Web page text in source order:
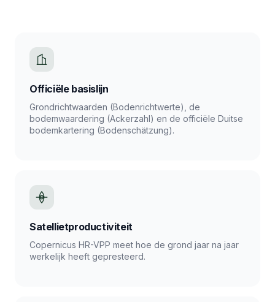
Officiële basislijn
Grondrichtwaarden (Bodenrichtwerte), de
bodemwaardering (Ackerzahl) en de officiële Duitse
bodemkartering (Bodenschätzung).
Satellietproductiviteit
Copernicus HR-VPP meet hoe de grond jaar na jaar
werkelijk heeft gepresteerd.